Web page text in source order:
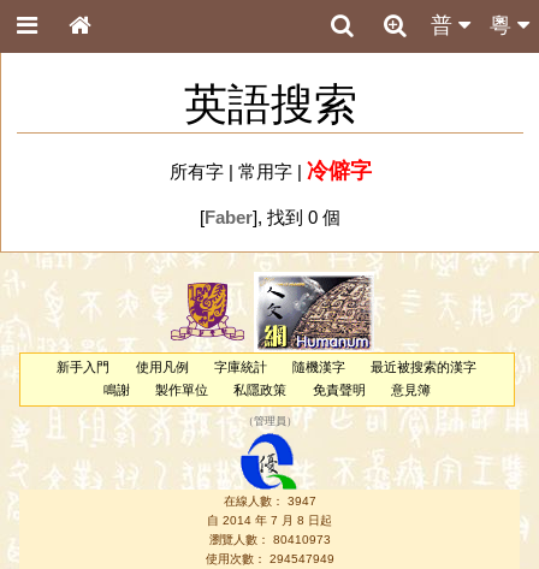
粵
普
英語搜索
所有字| 常用字| 冷僻字
[Faber], 找到 0 個
新手入門 使用凡例 字庫統計 隨機漢字
最近被搜索的漢字
鳴謝
製作單位 私隱政策 免責聲明 意見簿
（管理員 ）
在線人數： 3947
自 2014 年 7 月 8 日起
瀏覽人數： 80410973
使用次數： 294547949